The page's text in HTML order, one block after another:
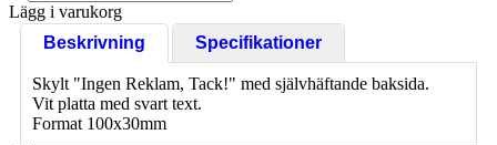
Lägg i varukorg
Beskrivning
Specifikationer
Skylt "Ingen Reklam, Tack!" med självhäftande baksida.
Vit platta med svart text.
Format 100x30mm